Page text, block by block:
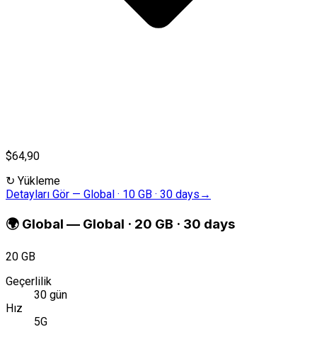
$64,90
↻ Yükleme
Detayları Gör — Global · 10 GB · 30 days →
🌍 Global — Global · 20 GB · 30 days
20 GB
Geçerlilik
30 gün
Hız
5G